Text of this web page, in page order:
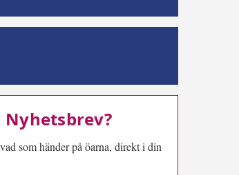
Nyhetsbrev?
som händer på öarna, direkt i din